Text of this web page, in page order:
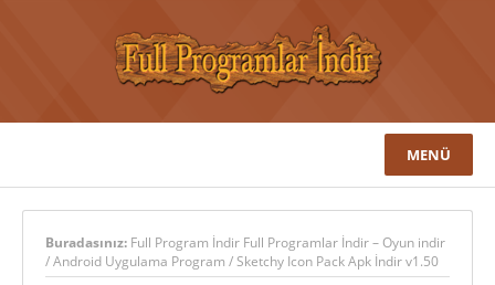
MENÜ
Buradasınız: Full Program İndir Full Programlar İndir – Oyun indir
/Android Uygulama Program /Sketchy Icon Pack Apk İndir v1.50